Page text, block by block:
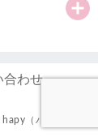
合わせ
（ハピ）-